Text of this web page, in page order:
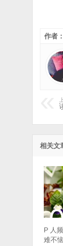
作者
相关文
P 人
难不